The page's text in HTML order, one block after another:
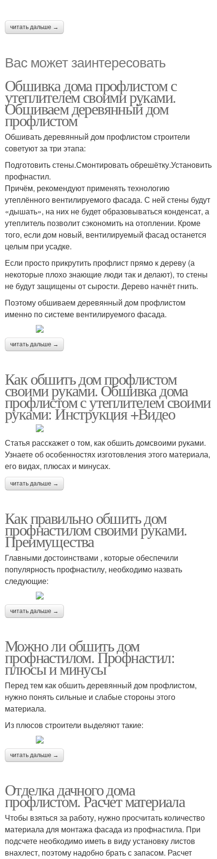
читать дальше →
Вас может заинтересовать
Обшивка дома профлистом с
утеплителем своими руками.
Обшиваем деревянный дом
профлистом
Обшивать деревянный дом профлистом строители
советуют за три этапа:
Подготовить стены.Смонтировать обрешётку.Установить
профнастил.
Причём, рекомендуют применять технологию
утеплённого вентилируемого фасада. С ней стены будут
«дышать», на них не будет образовываться конденсат, а
утеплитель позволит сэкономить на отоплении. Кроме
того, если дом новый, вентилируемый фасад останется
целым при усадке.
Если просто прикрутить профлист прямо к дереву (а
некоторые плохо знающие люди так и делают), то стены
не будут защищены от сырости. Дерево начнёт гнить.
Поэтому обшиваем деревянный дом профлистом
именно по системе вентилируемого фасада.
читать дальше →
Как обшить дом профлистом
своими руками. Обшивка дома
профлистом с утеплителем своими
руками: Инструкция +Видео
Статья расскажет о том, как обшить домсвоими руками.
Узнаете об особенностях изготовления этого материала,
его видах, плюсах и минусах.
читать дальше →
Как правильно обшить дом
профнастилом своими руками.
Преимущества
Главными достоинствами , которые обеспечили
популярность профнастилу, необходимо назвать
следующие:
читать дальше →
Можно ли обшить дом
профнастилом. Профнастил:
плюсы и минусы
Перед тем как обшить деревянный дом профлистом,
нужно понять сильные и слабые стороны этого
материала.
Из плюсов строители выделяют такие:
читать дальше →
Отделка дачного дома
профлистом. Расчет материала
Чтобы взяться за работу, нужно просчитать количество
материала для монтажа фасада из профнастила. При
подсчете необходимо иметь в виду установку листов
внахлест, поэтому надобно брать с запасом. Расчет